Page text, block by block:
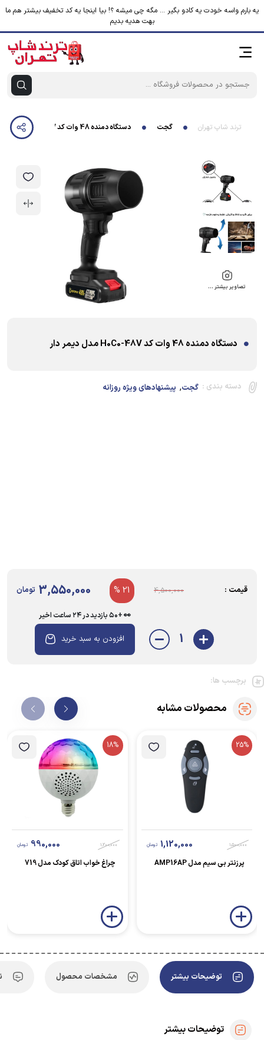
یه بارم واسه خودت یه کادو بگیر ... مگه چی میشه ؟! بیا اینجا یه کد تخفیف بیشتر هم ما
بهت هدیه بدیم
ترند شاپ تهران گجت دستگاه دمنده 48 وات کد H0C0-48V مدل دیمر دار
تصاویر بیشتر …
دستگاه دمنده 48 وات کد H0C0-48V مدل دیمر دار
دسته بندی : گجت, پیشنهادهای ویژه روزانه
قیمت : 4,500,000
21 %
3,550,000 تومان
1
👀 +۵۰ بازدید در ۲۴ ساعت اخیر
افزودن به سبد خرید
برچسب ها:
محصولات مشابه
25%
1,500,000
1,120,000 تومان
پرزنتر بی سیم مدل AMP16AP
18%
1,200,000
990,000 تومان
چراغ خواب اتاق کودک مدل 719
توضیحات بیشتر مشخصات محصول
توضیحات بیشتر